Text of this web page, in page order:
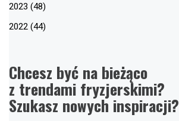
2023 (48)
2022 (44)
Chcesz być na bieżąco
z trendami fryzjerskimi?
Szukasz nowych inspiracji?